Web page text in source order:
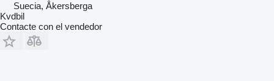
Suecia, Åkersberga
Kvdbil
Contacte con el vendedor